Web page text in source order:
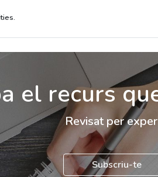
el recurs
Revisat per
Subscriu-te